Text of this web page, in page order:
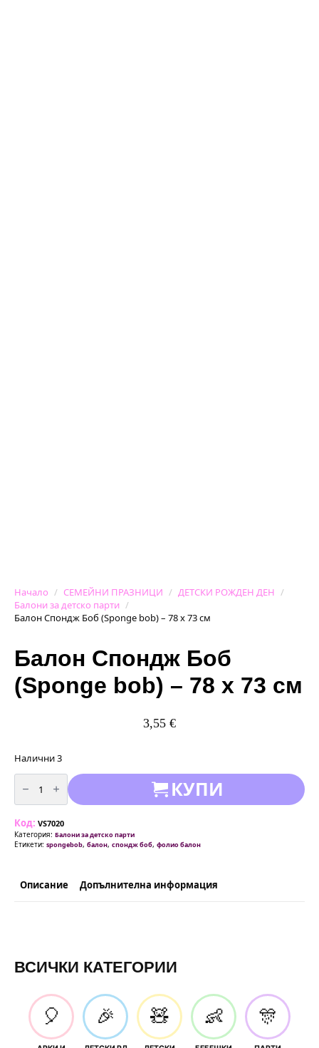
Начало СЕМЕЙНИ ПРАЗНИЦИ
ДЕТСКИ РОЖДЕН ДЕН
Балони за детско парти
Балон Спондж Боб (Sponge bob) – 78 х 73 см
Балон Спондж Боб
(Sponge bob) – 78 х 73 см
3,55 €
Налични 3
количество
за
Балон
Спондж
(Sponge
bob)
-
78
см
КУПИ
Код: VS7020
Категория: Балони за детско парти
Етикети: spongebob, балон, спондж боб, фолио балон
Описание Допълнителна информация
ВСИЧКИ КАТЕГОРИИ
🎈 🎉 🧸 👶 🎊